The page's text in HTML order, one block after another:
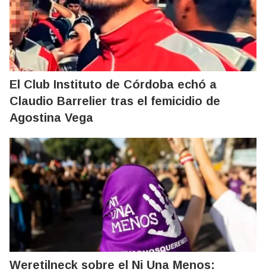
El Club Instituto de Córdoba echó a
Claudio Barrelier tras el femicidio de
Agostina Vega
Weretilneck sobre el Ni Una Menos: